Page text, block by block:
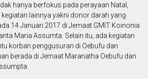
hanya berfokus pada perayaan Natal,
lainnya yakni donor darah yang
14 Januari 2017 di Jemaat GMIT Koinonia
Maria Assumta. Selain itu, ada kegiatan
korban penggusuran di Oebufu dan
berada di Jemaat Maranatha Oebufu dan